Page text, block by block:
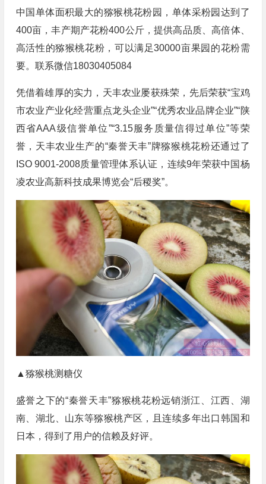
中国单体面积最大的猕猴桃花粉园，单体采粉园达到了
400亩，丰产期产花粉400公斤，提供高品质、高倍体、
高活性的猕猴桃花粉，可以满足30000亩果园的花粉需
要。联系微信18030405084
凭借着雄厚的实力，天丰农业屡获殊荣，先后荣获“宝鸡
市农业产业化经营重点龙头企业”“优秀农业品牌企业”“陕
西省AAA级信誉单位”“3.15服务质量信得过单位”等荣
誉，天丰农业生产的“秦誉天丰”牌猕猴桃花粉还通过了
ISO 9001-2008质量管理体系认证，连续9年荣获中国杨
凌农业高新科技成果博览会“后稷奖”。
▲猕猴桃测糖仪
盛誉之下的“秦誉天丰”猕猴桃花粉远销浙江、江西、湖
南、湖北、山东等猕猴桃产区，且连续多年出口韩国和
日本，得到了用户的信赖及好评。